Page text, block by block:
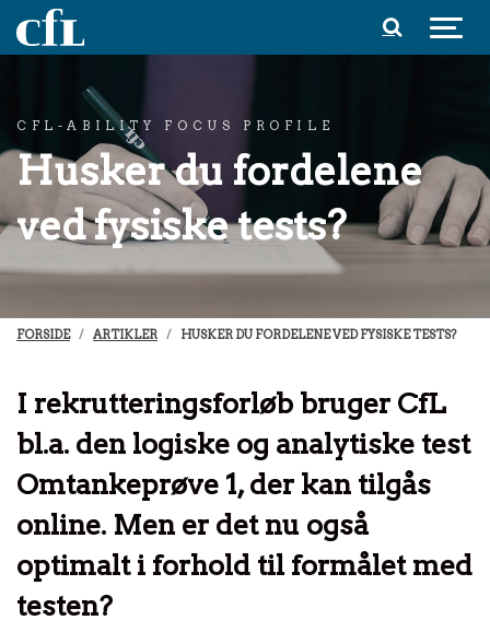
Spring til indhold
CFL-ABILITY FOCUS PROFILE
Husker du fordelene
ved fysiske tests?
FORSIDE ARTIKLER HUSKER DU FORDELENE VED FYSISKE TESTS?
I rekrutteringsforløb bruger CfL
bl.a. den logiske og analytiske test
Omtankeprøve 1, der kan tilgås
online. Men er det nu også
optimalt i forhold til formålet med
testen?